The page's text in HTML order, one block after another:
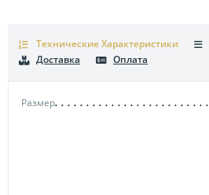
Технические Характеристики
Размер
Доставка
Оплата